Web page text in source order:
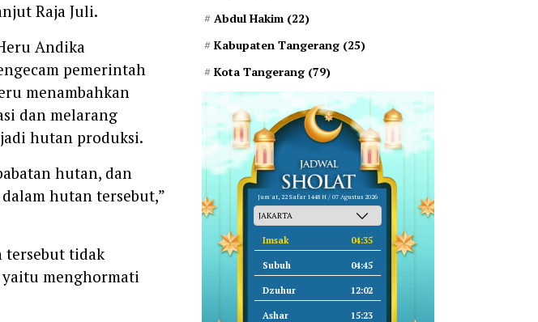
Raja Juli.
Andika
pemerintah
menambahkan
dan melarang
hutan produksi.
hutan, dan
hutan tersebut,”
tersebut tidak
menghormati
Abdul Hakim (22)
Kabupaten Tangerang (25)
Kota Tangerang (79)
Jum'at, 22 Safar 1448 H / 07 Agustus 2026
Imsak 04:35
Subuh 04:45
Dzuhur 12:02
Ashar 15:23